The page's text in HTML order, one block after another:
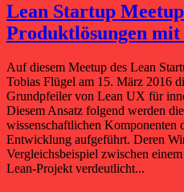
Lean Startup
Produktlösungen
Auf diesem Meetup des Lean
Tobias Flügel am 15. März 2016
Grundpfeiler von Lean UX für
Diesem Ansatz folgend werden
wissenschaftlichen Komponenten
Entwicklung aufgeführt. Deren
Vergleichsbeispiel zwischen
Lean-Projekt verdeutlicht...